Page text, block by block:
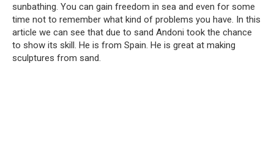
sunbathing. You can gain freedom in sea and even for some
time not to remember what kind of problems you have. In this
article we can see that due to sand Andoni took the chance
to show its skill. He is from Spain. He is great at making
sculptures from sand.